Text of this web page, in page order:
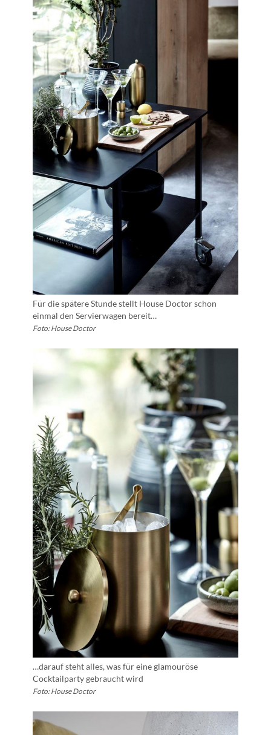
Für die spätere Stunde stellt House Doctor schon
einmal den Servierwagen bereit…
Foto: House Doctor
…darauf steht alles, was für eine glamouröse
Cocktailparty gebraucht wird
Foto: House Doctor